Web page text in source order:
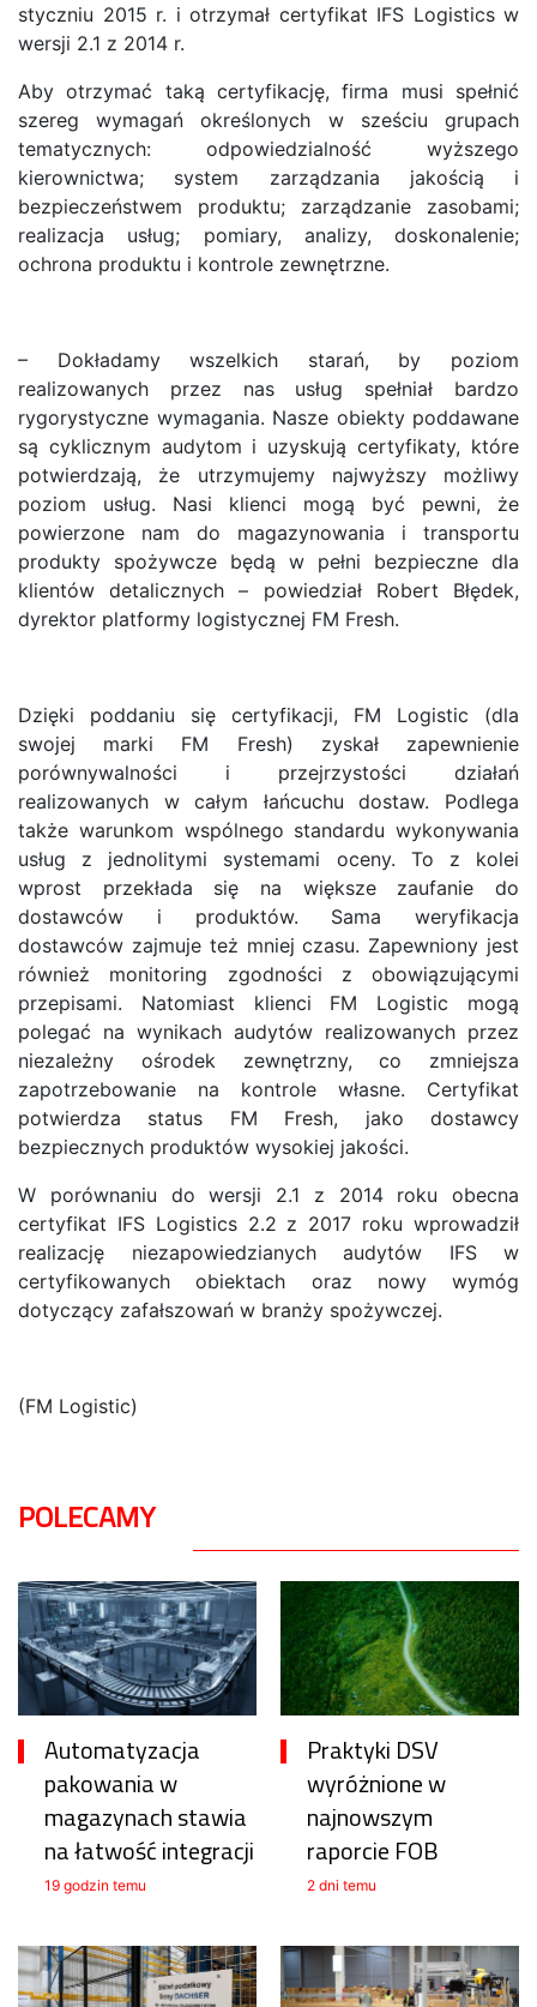
styczniu 2015 r. i otrzymał certyfikat IFS Logistics w
wersji 2.1 z 2014 r.
Aby otrzymać taką certyfikację, firma musi spełnić
szereg wymagań określonych w sześciu grupach
tematycznych: odpowiedzialność wyższego
kierownictwa; system zarządzania jakością i
bezpieczeństwem produktu; zarządzanie zasobami;
realizacja usług; pomiary, analizy, doskonalenie;
ochrona produktu i kontrole zewnętrzne.
– Dokładamy wszelkich starań, by poziom
realizowanych przez nas usług spełniał bardzo
rygorystyczne wymagania. Nasze obiekty poddawane
są cyklicznym audytom i uzyskują certyfikaty, które
potwierdzają, że utrzymujemy najwyższy możliwy
poziom usług. Nasi klienci mogą być pewni, że
powierzone nam do magazynowania i transportu
produkty spożywcze będą w pełni bezpieczne dla
klientów detalicznych – powiedział Robert Błędek,
dyrektor platformy logistycznej FM Fresh.
Dzięki poddaniu się certyfikacji, FM Logistic (dla
swojej marki FM Fresh) zyskał zapewnienie
porównywalności i przejrzystości działań
realizowanych w całym łańcuchu dostaw. Podlega
także warunkom wspólnego standardu wykonywania
usług z jednolitymi systemami oceny. To z kolei
wprost przekłada się na większe zaufanie do
dostawców i produktów. Sama weryfikacja
dostawców zajmuje też mniej czasu. Zapewniony jest
również monitoring zgodności z obowiązującymi
przepisami. Natomiast klienci FM Logistic mogą
polegać na wynikach audytów realizowanych przez
niezależny ośrodek zewnętrzny, co zmniejsza
zapotrzebowanie na kontrole własne. Certyfikat
potwierdza status FM Fresh, jako dostawcy
bezpiecznych produktów wysokiej jakości.
W porównaniu do wersji 2.1 z 2014 roku obecna
certyfikat IFS Logistics 2.2 z 2017 roku wprowadził
realizację niezapowiedzianych audytów IFS w
certyfikowanych obiektach oraz nowy wymóg
dotyczący zafałszowań w branży spożywczej.
(FM Logistic)
POLECAMY
Automatyzacja
pakowania w
magazynach stawia
na łatwość integracji
19 godzin temu
Praktyki DSV
wyróżnione w
najnowszym
raporcie FOB
2 dni temu